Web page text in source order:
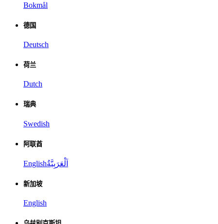
Bokmål
德国
Deutsch
荷兰
Dutch
瑞典
Swedish
阿联酋
Englishاَلْعَرَبِيَّةُ
新加坡
English